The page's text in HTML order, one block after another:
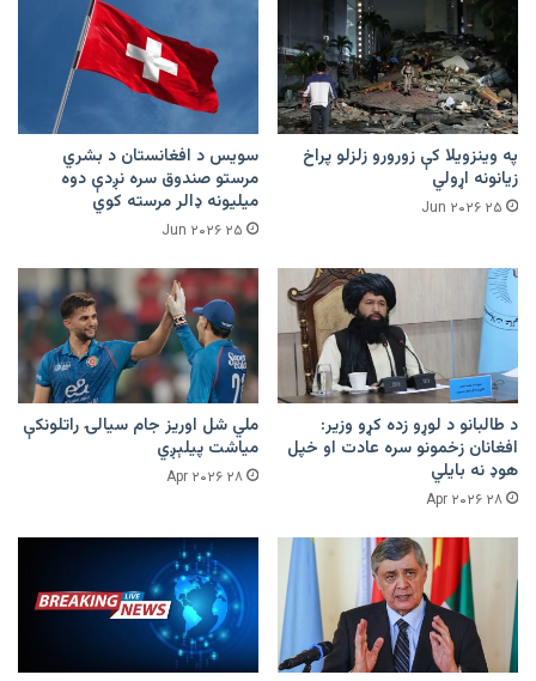
په وینزویلا کې زورورو زلزلو پراخ
زیانونه اړولي
۲۵ Jun ۲۰۲۶
سویس د افغانستان د بشري
مرستو صندوق سره نږدې دوه
میلیونه ډالر مرسته کوي
۲۵ Jun ۲۰۲۶
د طالبانو د لوړو زده کړو وزیر:
افغانان زخمونو سره عادت او خپل
هوډ نه بایلي
۲۸ Apr ۲۰۲۶
ملي شل اوریز جام سیالۍ راتلونکې
میاشت پیلېږي
۲۸ Apr ۲۰۲۶